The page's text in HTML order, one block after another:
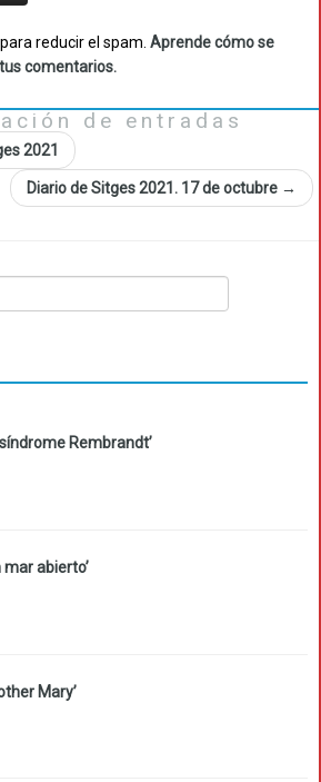
reducir el spam. Aprende cómo se
comentarios.
de entradas
2021
Diario de Sitges 2021. 17 de octubre →
síndrome Rembrandt’
mar abierto’
Mary’